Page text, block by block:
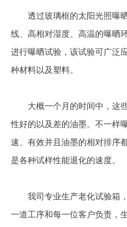
透过玻璃框的太阳光照曝晒
线、高相对湿度、高温的曝晒
进行曝晒试验，该试验可广泛
种材料以及塑料。
大概一个月的时间中，这些
性好的以及差的油墨。不一样
速、有效并且油墨的相对排序
是各种试样性能退化的速度。
我司专业生产老化试验箱，
一道工序和每一位客户负责，